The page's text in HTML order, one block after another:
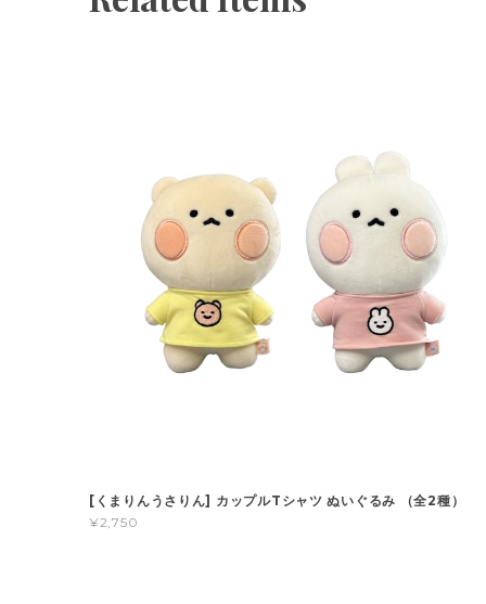
[くまりんうさりん] カップルTシャツ ぬいぐるみ （全2種）
¥2,750